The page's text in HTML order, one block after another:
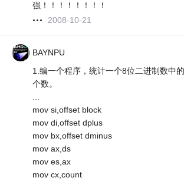
强！！！！！！！！
2008-10-21
BAYNPU
1.编一个程序，统计一个8位二进制数中
个数。
...
mov si,offset block
mov di,offset dplus
mov bx,offset dminus
mov ax,ds
mov es,ax
mov cx,count